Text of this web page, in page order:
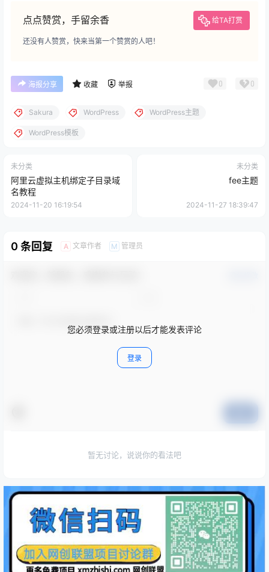
点点赞赏，手留余香 给TA打赏
还没有人赞赏，快来当第一个赞赏的人吧！
海报分享 收藏 举报 0 0
Sakura WordPress WordPress主题
WordPress模板
未分类
阿里云虚拟主机绑定子目录域
名教程
2024-11-20 16:19:54
未分类
fee主题
2024-11-27 18:39:47
0 条回复 A 文章作者 M 管理员
您必须登录或注册以后才能发表评论
登录
暂无讨论，说说你的看法吧